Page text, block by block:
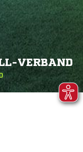
VERBAND